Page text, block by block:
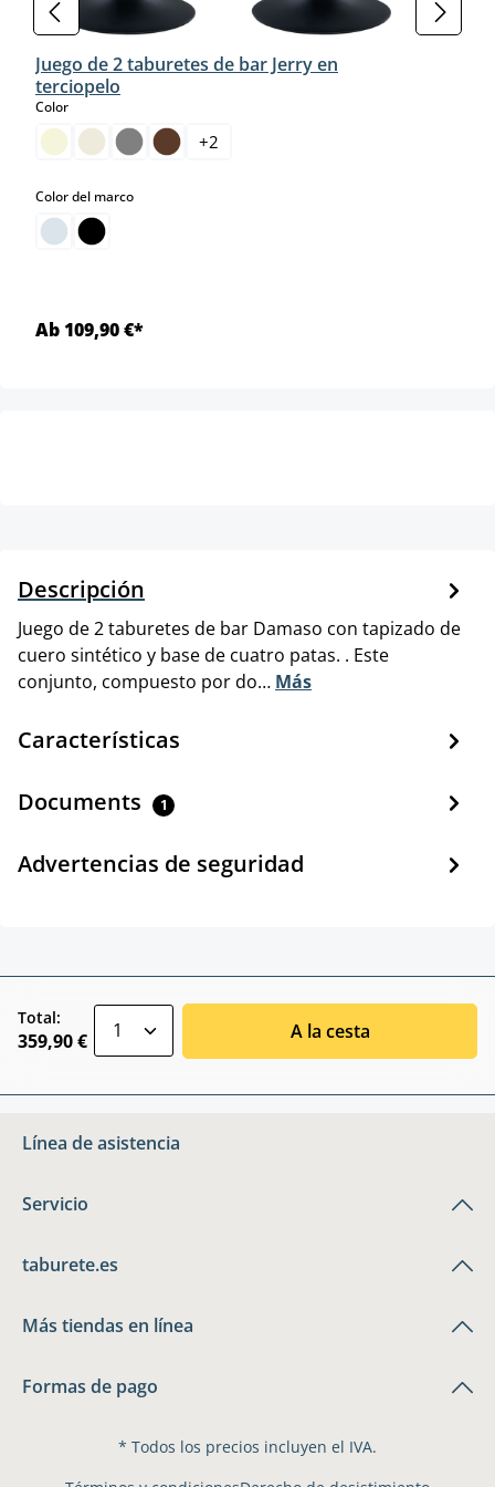
Juego de 2 taburetes de bar Jerry en
terciopelo
Colorselect
+2
Color del marcoselect
Ab 109,90 €*
Descripción
Juego de 2 taburetes de bar Damaso con tapizado de
cuero sintético y base de cuatro patas. . Este
conjunto, compuesto por do… Más
Características
Documents 1
Advertencias de seguridad
Total:
359,90 € A la cesta
Línea de asistencia
Servicio
taburete.es
Más tiendas en línea
Formas de pago
* Todos los precios incluyen el IVA.